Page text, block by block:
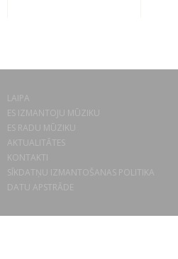
LAIPA
ES IZMANTOJU MŪZIKU
ES RADU MŪZIKU
AKTUALITĀTES
KONTAKTI
SĪKDATŅU IZMANTOŠANAS POLITIKA
DATU APSTRĀDE